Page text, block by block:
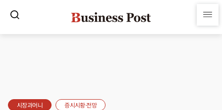
시장과머니 증시시황·전망